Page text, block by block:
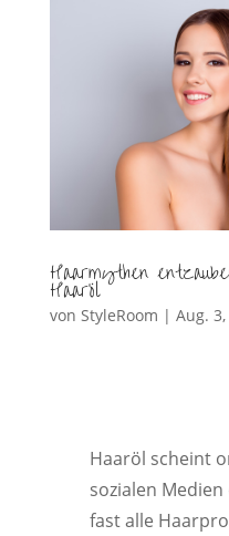
Haarmythen
Haaröl
von StyleRoom | Aug.
Haaröl scheint
sozialen
fast alle